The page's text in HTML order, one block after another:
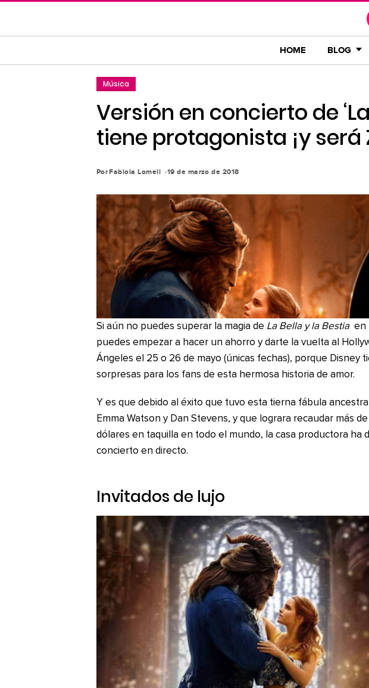
contenido
HOME BLOG
Música
Versión en concierto de
tiene protagonista ¡y será
PorFabiola Lomeli 19 de marzo de 2018
Si aún no puedes superar la magia de La Bella y la Bestia en
puedes empezar a hacer un ahorro y darte la vuelta al
Ángeles el 25 o 26 de mayo (únicas fechas), porque Disney
sorpresas para los fans de esta hermosa historia de amor.
Y es que debido al éxito que tuvo esta tierna fábula
Emma Watson y Dan Stevens, y que lograra recaudar más
dólares en taquilla en todo el mundo, la casa productora ha
concierto en directo.
Invitados de lujo